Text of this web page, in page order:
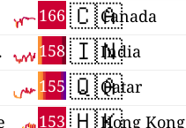
166
158
155
153
🇨🇦Canada
🇮🇳
India
🇶🇦Qatar
Hong Kong